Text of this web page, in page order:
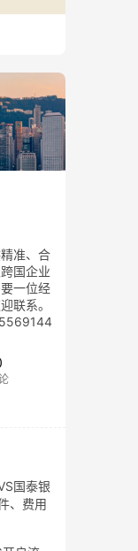
准、合
国企业
一位经
联系。
国泰银
、费用